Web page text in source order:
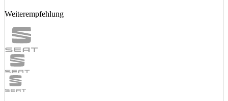
Weiterempfehlung